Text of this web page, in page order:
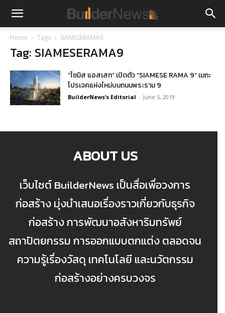
Home Tags SIAMESERAMA9
Tag: SIAMESERAMA9
“ไซมิส แอสเสท” เปิดตัว “SIAMESE RAMA 9” เมกะ
โปรเจคแห่งใหม่บนถนนพระราม 9
BuilderNews’s Editorial - June 5, 2019
ABOUT US
เว็บไซต์ BuilderNews เป็นสื่อเพื่อวงการ
ก่อสร้าง มุ่งนำเสนอเรื่องราวเกี่ยวกับธุรกิจ
ก่อสร้าง การพัฒนาอสังหาริมทรัพย์
สถาปัตยกรรม การออกแบบตกแต่ง ตลอดจน
ความรู้เรื่องวัสดุ เทคโนโลยี และนวัตกรรม
ก่อสร้างอย่างครบวงจร